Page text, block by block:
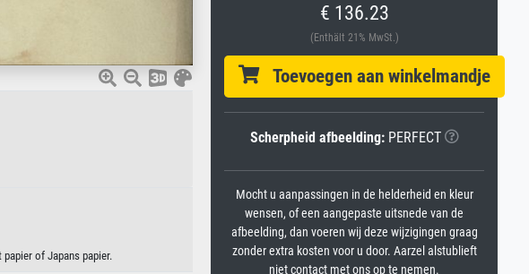
of Japans papier.
€ 136.23
(Enthält 21% MwSt.)
Toevoegen aan winkelmandje
Scherpheid afbeelding:PERFECT
Mocht u aanpassingen in de helderheid en kleur
wensen, of een aangepaste uitsnede van de
afbeelding, dan voeren wij deze wijzigingen graag
zonder extra kosten voor u door. Aarzel alstublieft
niet contact met ons op te nemen.